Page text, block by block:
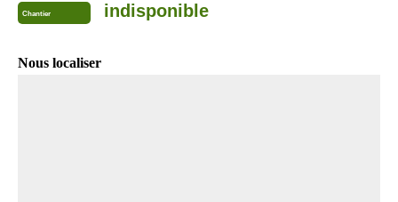
Chantier indisponible
Nous localiser